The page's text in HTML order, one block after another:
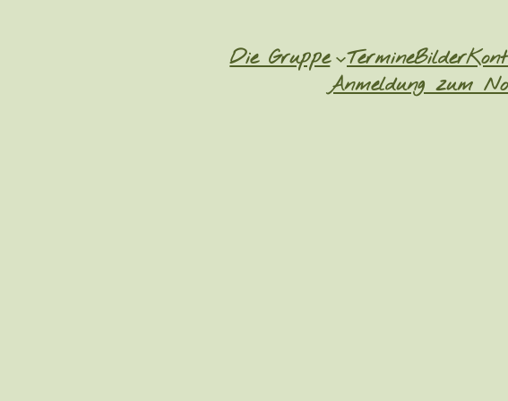
Die Gruppe TermineBilder
Anmeldung zum